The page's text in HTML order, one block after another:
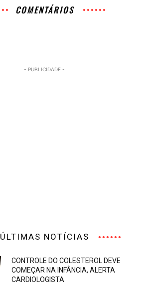
COMENTÁRIOS
- PUBLICIDADE -
ÚLTIMAS NOTÍCIAS
CONTROLE DO COLESTEROL DEVE
COMEÇAR NA INFÂNCIA, ALERTA
CARDIOLOGISTA